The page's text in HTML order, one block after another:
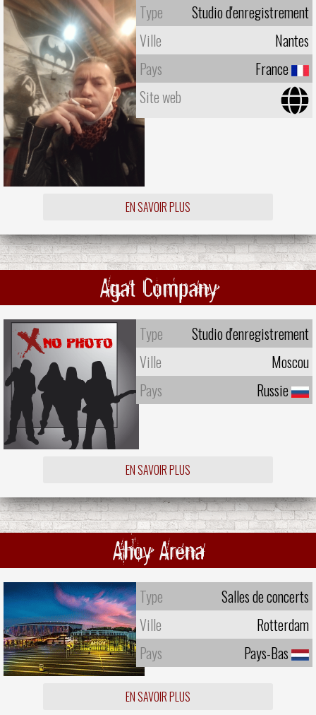
Type
Studio d'enregistrement
Ville
Nantes
Pays
France
Site web
EN SAVOIR PLUS
Agat Company
Type
Studio d'enregistrement
Ville
Moscou
Pays
Russie
EN SAVOIR PLUS
Ahoy Arena
Type
Salles de concerts
Ville
Rotterdam
Pays
Pays-Bas
EN SAVOIR PLUS